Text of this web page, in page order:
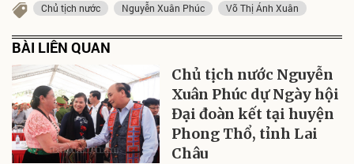
Chủ tịch nước Nguyễn Xuân Phúc Võ Thị Ánh Xuân
BÀI LIÊN QUAN
Chủ tịch nước Nguyễn
Xuân Phúc dự Ngày hội
Đại đoàn kết tại huyện
Phong Thổ, tỉnh Lai
Châu